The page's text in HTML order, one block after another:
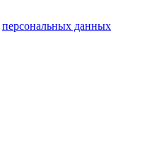
персональных данных